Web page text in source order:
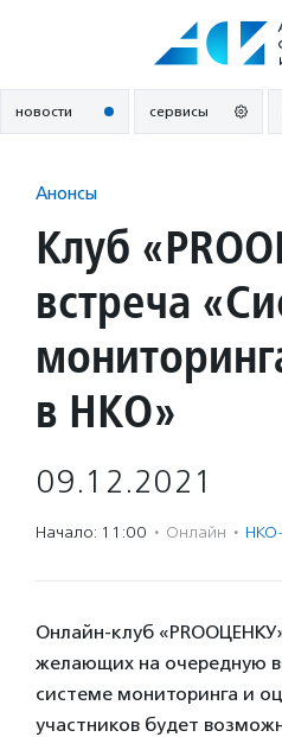
новости сервисы
Анонсы
Клуб
встреча
в НКО»
09.12.2021
Начало: 11:00 · Онлайн ·
Онлайн-клуб
желающих на очередную
системе мониторинга и
участников будет